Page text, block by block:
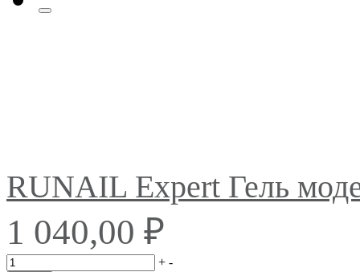
RUNAIL Expert Гель
1 040,00 ₽
+ -